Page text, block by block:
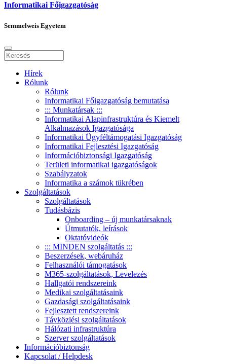
Informatikai Főigazgatóság
Semmelweis Egyetem
Hírek
Rólunk
Rólunk
Informatikai Főigazgatóság bemutatása
::: Munkatársak :::
Informatikai Alapinfrastruktúra és Kiemelt
Alkalmazások Igazgatósága
Informatikai Ügyféltámogatási Igazgatóság
Informatikai Fejlesztési Igazgatóság
Információbiztonsági Igazgatóság
Területi informatikai igazgatóságok
Szabályzatok
Informatika a számok tükrében
Szolgáltatások
Szolgáltatások
Tudásbázis
Onboarding – új munkatársaknak
Útmutatók, leírások
Oktatóvideók
::: MINDEN szolgáltatás :::
Beszerzések, webáruház
Felhasználói támogatások
M365-szolgáltatások, Levelezés
Hallgatói rendszereink
Medikai szolgáltatásaink
Gazdasági szolgáltatásaink
Fejlesztett rendszereink
Távközlési szolgáltatások
Hálózati infrastruktúra
Szerver szolgáltatások
Információbiztonság
Kapcsolat / Helpdesk